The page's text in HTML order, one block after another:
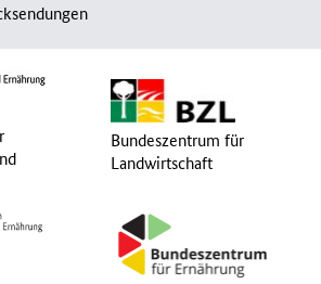
Bundeszentrum für
Landwirtschaft